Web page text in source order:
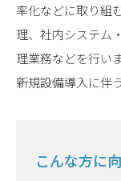
率化などに取り組
理、社内システム
理業務などを行い
新規設備導入に伴
こんな方に